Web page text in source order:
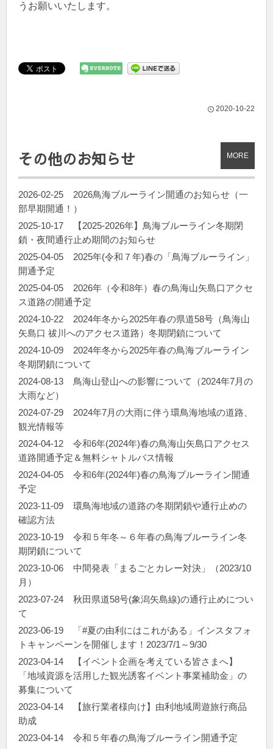
うお願いいたします。
2020-10-22
その他のお知らせ
2026-02-25
2026鳥海ブルーライン開通のお知らせ（一
部早期開通！）
2025-10-17
【2025-2026年】鳥海ブルーライン冬期閉
鎖・夜間通行止め期間のお知らせ
2025-04-05
2025年(令和７年)春の「鳥海ブルーライン」
開通予定
2025-04-05
2026年（令和8年）春の鳥海山矢島口アクセ
ス道路の開通予定
2024-10-22
2024年冬から2025年春の県道58号（鳥海山
矢島口 祓川へのアクセス道路）冬期閉鎖について
2024-10-09
2024年冬から2025年春の鳥海ブルーライン
冬期閉鎖について
2024-08-13
鳥海山登山への影響について（2024年7月の
大雨など）
2024-07-29
2024年7月の大雨に伴う環鳥海地域の道路、
観光情報等
2024-04-12
令和6年(2024年)春の鳥海山矢島口アクセス
道路開通予定＆無料シャトルバス情報
2024-04-05
令和6年(2024年)春の鳥海ブルーライン開通
予定
2023-11-09
環鳥海地域の道路の冬期閉鎖や通行止めの
確認方法
2023-10-19
令和５年冬～６年春の鳥海ブルーライン冬
期閉鎖について
2023-10-06
中間発表「まるごとカレー対決」（2023/10
月）
2023-07-24
秋田県道58号(象潟矢島線)の通行止めについ
て
2023-06-19
「#夏の由利にはこれがある」インスタフォ
トキャンペーンを開催します！2023/7/1～9/30
2023-04-14
【イベント企画を考えている皆さまへ】
「地域資源を活用した観光誘客イベント事業補助金」の
募集について
2023-04-14
【旅行業者様向け】由利地域周遊旅行商品
助成
2023-04-14
令和５年春の鳥海ブルーライン開通予定
MORE